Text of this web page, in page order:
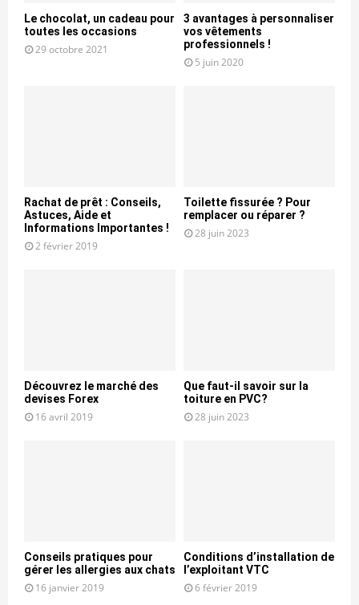
Le chocolat, un cadeau pour
toutes les occasions
29 octobre 2021
3 avantages à personnaliser
vos vêtements
professionnels !
5 juin 2020
Rachat de prêt : Conseils,
Astuces, Aide et
Informations Importantes !
2 février 2019
Toilette fissurée ? Pour
remplacer ou réparer ?
28 juin 2023
Découvrez le marché des
devises Forex
16 avril 2019
Que faut-il savoir sur la
toiture en PVC?
28 juin 2023
Conseils pratiques pour
gérer les allergies aux chats
16 janvier 2019
Conditions d’installation de
l’exploitant VTC
6 février 2019